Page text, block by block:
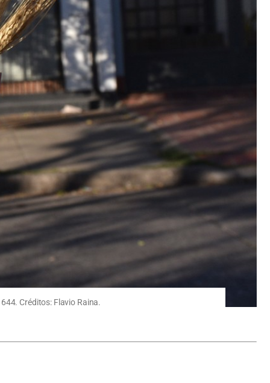
Créditos: Flavio Raina.